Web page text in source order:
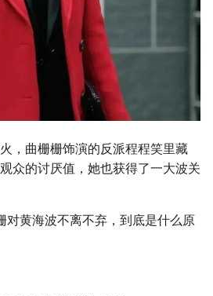
，曲栅栅饰演的反派程程笑里藏
众的讨厌值，她也获得了一大波关
对黄海波不离不弃，到底是什么原